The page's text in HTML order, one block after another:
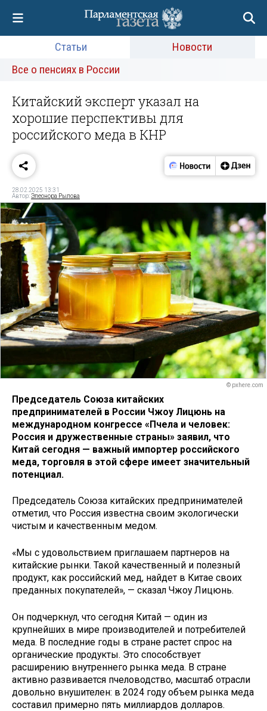
Статьи
Новости
Все о пенсиях в России
Китайский эксперт указал на
хорошие перспективы для
российского меда в КНР
28.02.2025 13:31
Автор:Элеонора Рылова
© pxhere.com
Председатель Союза китайских
предпринимателей в России Чжоу Лицюнь на
международном конгрессе «Пчела и человек:
Россия и дружественные страны» заявил, что
Китай сегодня — важный импортер российского
меда, торговля в этой сфере имеет значительный
потенциал.
Председатель Союза китайских предпринимателей
отметил, что Россия известна своим экологически
чистым и качественным медом.
«Мы с удовольствием приглашаем партнеров на
китайские рынки. Такой качественный и полезный
продукт, как российский мед, найдет в Китае своих
преданных покупателей», — сказал Чжоу Лицюнь.
Он подчеркнул, что сегодня Китай — один из
крупнейших в мире производителей и потребителей
меда. В последние годы в стране растет спрос на
органические продукты. Это способствует
расширению внутреннего рынка меда. В стране
активно развивается пчеловодство, масштаб отрасли
довольно внушителен: в 2024 году объем рынка меда
составил примерно пять миллиардов долларов.